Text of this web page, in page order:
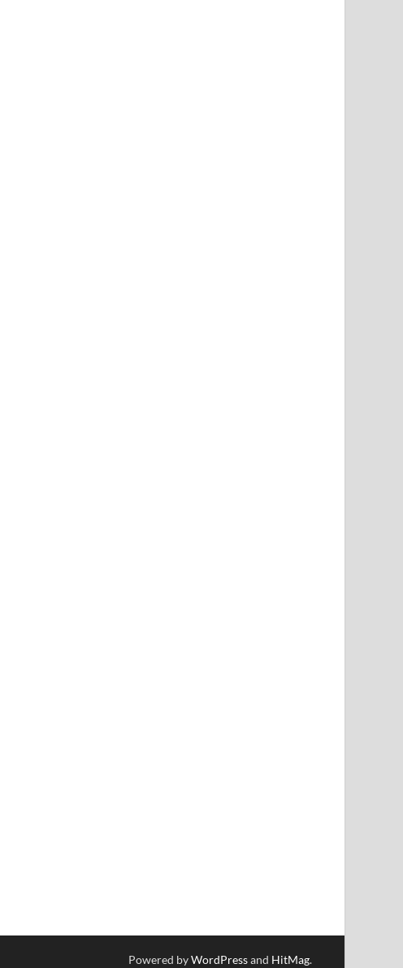
Powered byWordPressand HitMag.